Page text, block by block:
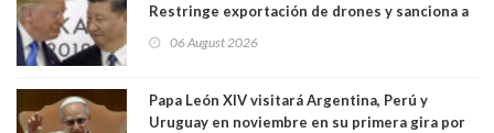
Restringe exportación de drones y sanciona a
06 August 2026
Papa León XIV visitará Argentina, Perú y
Uruguay en noviembre en su primera gira por